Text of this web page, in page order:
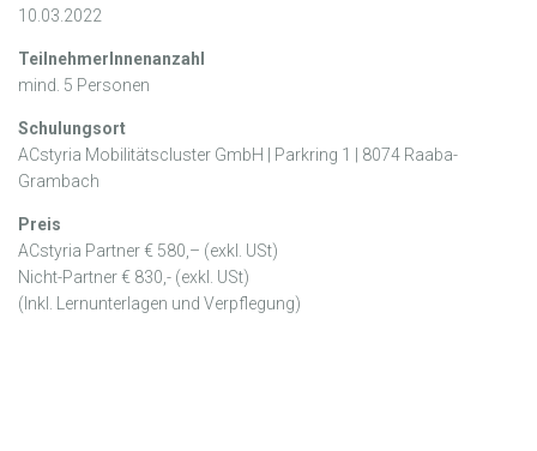
10.03.2022
TeilnehmerInnenanzahl
mind. 5 Personen
Schulungsort
ACstyria Mobilitätscluster GmbH | Parkring 1 | 8074 Raaba-
Grambach
Preis
ACstyria Partner € 580,– (exkl. USt)
Nicht-Partner € 830,- (exkl. USt)
(Inkl. Lernunterlagen und Verpflegung)